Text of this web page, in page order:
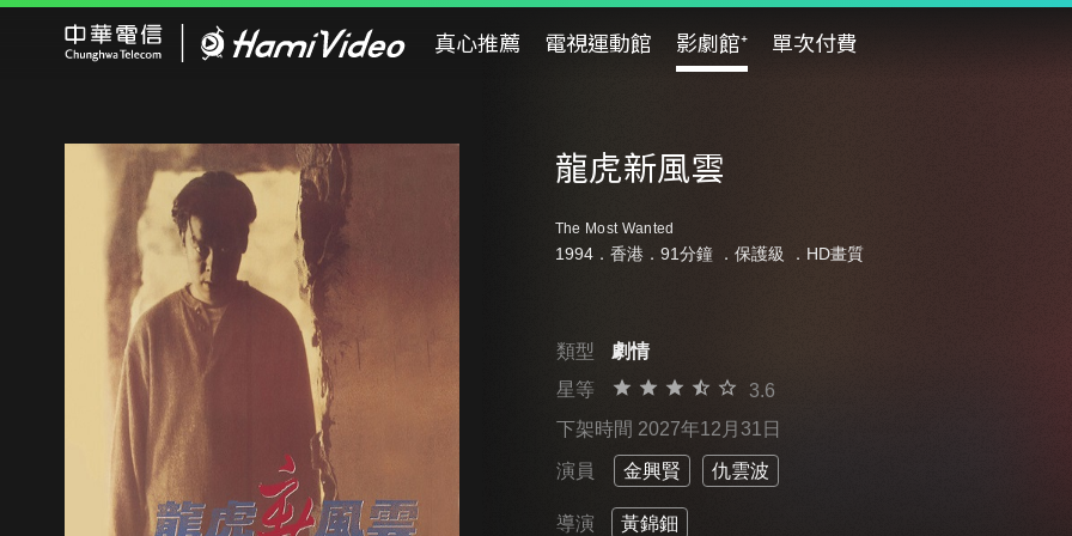
真心推薦 電視運動館 影劇館⁺ 單次付費
龍虎新風雲
The Most Wanted
1994．香港．91分鐘 ． 保護級 ．HD畫質
類型
劇情
星等
3.6
下架時間 2027年12月31日
演員 金興賢 仇雲波
導演 黃錦鈿